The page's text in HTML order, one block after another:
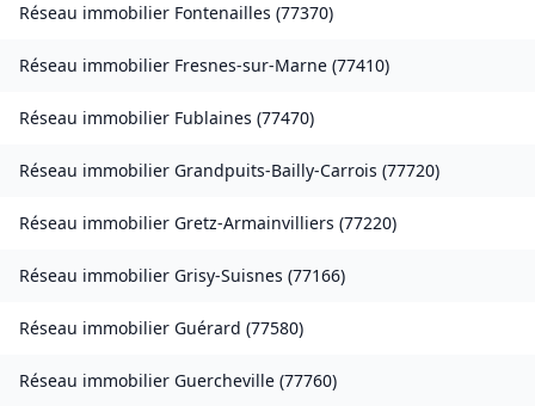
Réseau immobilier Fontenailles (77370)
Réseau immobilier Fresnes-sur-Marne (77410)
Réseau immobilier Fublaines (77470)
Réseau immobilier Grandpuits-Bailly-Carrois (77720)
Réseau immobilier Gretz-Armainvilliers (77220)
Réseau immobilier Grisy-Suisnes (77166)
Réseau immobilier Guérard (77580)
Réseau immobilier Guercheville (77760)